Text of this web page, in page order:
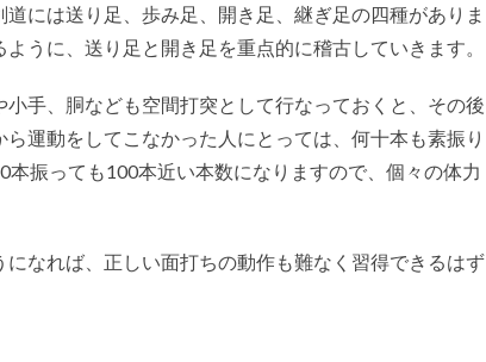
には送り足、歩み足、開き足、継ぎ足の四種がありま
うに、送り足と開き足を重点的に稽古していきます。
手、胴なども空間打突として行なっておくと、その後
運動をしてこなかった人にとっては、何十本も素振り
振っても100本近い本数になりますので、個々の体力
なれば、正しい面打ちの動作も難なく習得できるはず